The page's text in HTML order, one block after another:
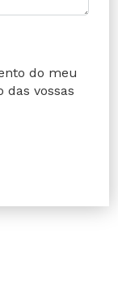
do meu
vossas